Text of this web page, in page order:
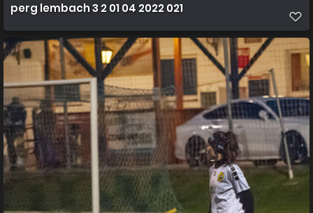
perg lembach 3 2 01 04 2022 021